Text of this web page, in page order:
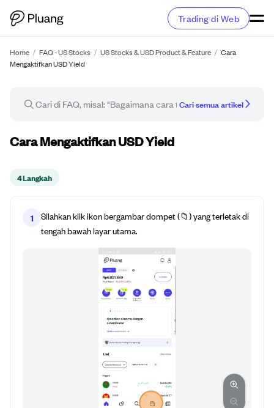
Trading di Web
Home / FAQ - US Stocks / US Stocks & USD Product & Feature / Cara
Mengaktifkan USD Yield
Cari semua artikel
Panduan cara
Cara Mengaktifkan USD Yield
4 Langkah
1
Silahkan klik ikon bergambar dompet (📁) yang terletak di
tengah bawah layar utama.